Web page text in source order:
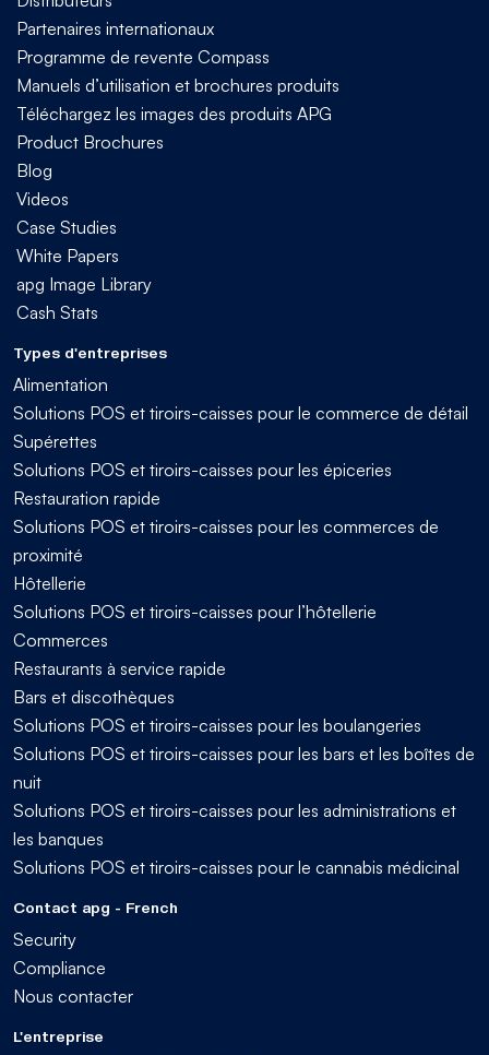
Partenaires internationaux
Programme de revente Compass
Manuels d’utilisation et brochures produits
Téléchargez les images des produits APG
Product Brochures
Blog
Videos
Case Studies
White Papers
apg Image Library
Cash Stats
Types d'entreprises
Alimentation
Solutions POS et tiroirs-caisses pour le commerce de détail
Supérettes
Solutions POS et tiroirs-caisses pour les épiceries
Restauration rapide
Solutions POS et tiroirs-caisses pour les commerces de
proximité
Hôtellerie
Solutions POS et tiroirs-caisses pour l’hôtellerie
Commerces
Restaurants à service rapide
Bars et discothèques
Solutions POS et tiroirs-caisses pour les boulangeries
Solutions POS et tiroirs-caisses pour les bars et les boîtes de
nuit
Solutions POS et tiroirs-caisses pour les administrations et
les banques
Solutions POS et tiroirs-caisses pour le cannabis médicinal
Contact apg - French
Security
Compliance
Nous contacter
L'entreprise